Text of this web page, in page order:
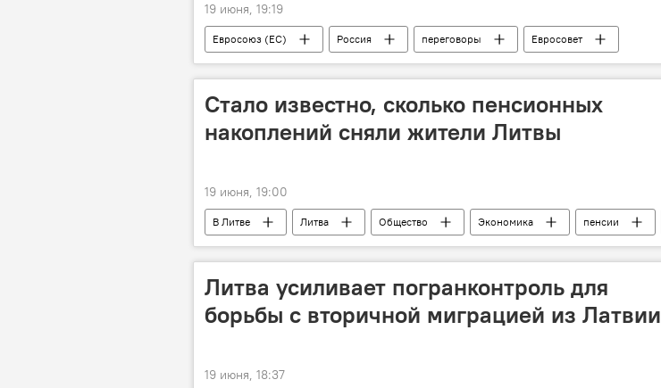
19 июня, 19:19
Евросоюз (ЕС) Россия переговоры
Евросовет
двусторонние отношения
диалог Политика Общество
Стало известно, сколько пенсионных
накоплений сняли жители Литвы
19 июня, 19:00
В Литве Литва Общество Экономика пенсии
Политика
пенсионный фонд пенсионная система Банк Литвы
Литва усиливает погранконтроль для
борьбы с вторичной миграцией из Латвии
19 июня, 18:37